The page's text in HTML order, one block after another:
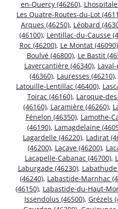
en-Quercy (46260),
Les Quatre-Routes-du-Lot
Arques (46250), Léobard
(46100), Lentillac-du-Causse
Roc (46200), Le Montat (46090)
Boulvé (46800), Le Bastit
Lavercantière (46340),
(46360), Lauresses (46210),
Latouille-Lentillac (46400),
Toirac (46160), Laroque-
(46160), Laramière (46260),
Fénelon (46350), Lamothe-
(46190), Lamagdelaine
Lagardelle (46220), Ladirat
(46200), Lacave (46200),
Lacapelle-Cabanac (46700),
Laburgade (46230), Labathude
(46240), Labastide-Marnhac
(46150), Labastide-du-Haut-
Issendolus (46500), Grézels